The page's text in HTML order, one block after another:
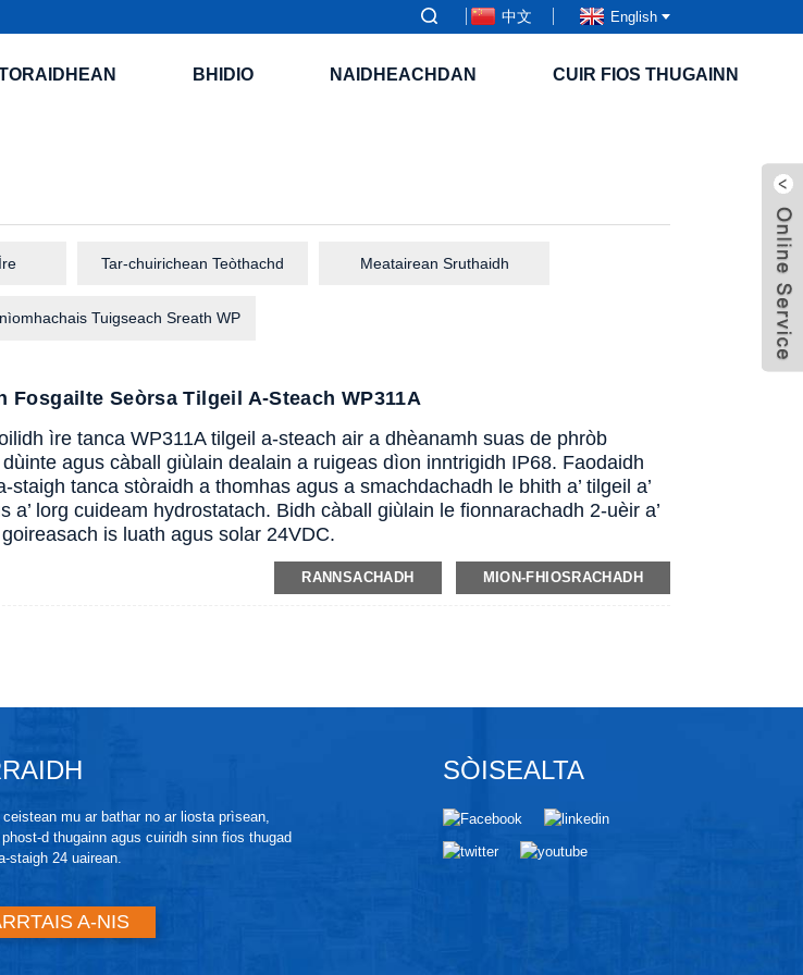
中文 English
BHIDIO NAIDHEACHDAN CUIR FIOS THUGAINN
Tar-chuirichean Teòthachd Meatairean Sruthaidh
Tuigseach Sreath WP
Fosgailte Seòrsa Tilgeil A-Steach WP311A
ìre tanca WP311A tilgeil a-steach air a dhèanamh suas de phròb
agus càball giùlain dealain a ruigeas dìon inntrigidh IP68. Faodaidh
tanca stòraidh a thomhas agus a smachdachadh le bhith a’ tilgeil a’
a’ lorg cuideam hydrostatach. Bidh càball giùlain le fionnarachadh 2-uèir a’
is luath agus solar 24VDC.
RANNSACHADH MION-FHIOSRACHADH
mu ar bathar no ar liosta prìsean,
d thugainn agus cuiridh sinn fios thugad
staigh 24 uairean.
A-NIS
SÒISEALTA